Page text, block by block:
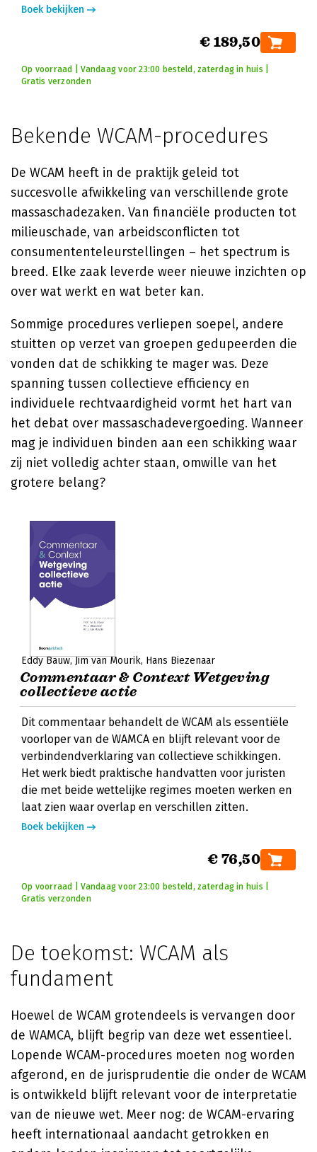
Boek bekijken
€ 189,50
Op voorraad | Vandaag voor 23:00 besteld, zaterdag in huis |
Gratis verzonden
Bekende WCAM-procedures
De WCAM heeft in de praktijk geleid tot
succesvolle afwikkeling van verschillende grote
massaschadezaken. Van financiële producten tot
milieuschade, van arbeidsconflicten tot
consumententeleurstellingen – het spectrum is
breed. Elke zaak leverde weer nieuwe inzichten op
over wat werkt en wat beter kan.
Sommige procedures verliepen soepel, andere
stuitten op verzet van groepen gedupeerden die
vonden dat de schikking te mager was. Deze
spanning tussen collectieve efficiency en
individuele rechtvaardigheid vormt het hart van
het debat over massaschadevergoeding. Wanneer
mag je individuen binden aan een schikking waar
zij niet volledig achter staan, omwille van het
grotere belang?
Eddy Bauw Jim van Mourik Hans Biezenaar
Commentaar & Context Wetgeving
collectieve actie
Dit commentaar behandelt de WCAM als essentiële
voorloper van de WAMCA en blijft relevant voor de
verbindendverklaring van collectieve schikkingen.
Het werk biedt praktische handvatten voor juristen
die met beide wettelijke regimes moeten werken en
laat zien waar overlap en verschillen zitten.
Boek bekijken
€ 76,50
Op voorraad | Vandaag voor 23:00 besteld, zaterdag in huis |
Gratis verzonden
De toekomst: WCAM als
fundament
Hoewel de WCAM grotendeels is vervangen door
de WAMCA, blijft begrip van deze wet essentieel.
Lopende WCAM-procedures moeten nog worden
afgerond, en de jurisprudentie die onder de WCAM
is ontwikkeld blijft relevant voor de interpretatie
van de nieuwe wet. Meer nog: de WCAM-ervaring
heeft internationaal aandacht getrokken en